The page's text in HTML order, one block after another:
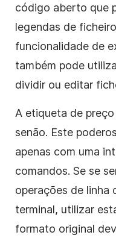
código aberto que
legendas de
funcionalidade de
também pode
dividir ou editar
A etiqueta de
senão. Este
apenas com uma
comandos. Se se
operações de linha
terminal, utilizar
formato original